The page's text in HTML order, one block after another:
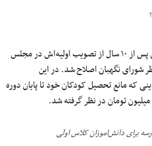
لایحه حمایت از کودکان و نوجوانان پس از ۱۰ سال از تصویب اولیه‌اش در مجلس
شورای نگهبان اصلاح شد. در این
که مانع تحصیل کودکان خود تا پایان دوره
برای دانش‌اموزان کلاس اولی